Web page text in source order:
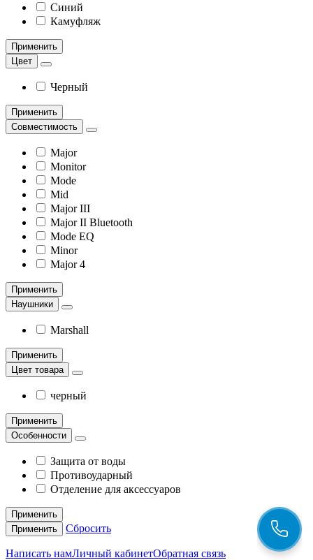
Синий
Камуфляж
Применить
Цвет
Черный
Применить
Совместимость
Major
Monitor
Mode
Mid
Major III
Major II Bluetooth
Mode EQ
Minor
Major 4
Применить
Наушники
Marshall
Применить
Цвет товара
черный
Применить
Особенности
Защита от воды
Противоударный
Отделение для аксессуаров
Применить
Применить
Сбросить
Написать намЛичный кабинетОбратная связь